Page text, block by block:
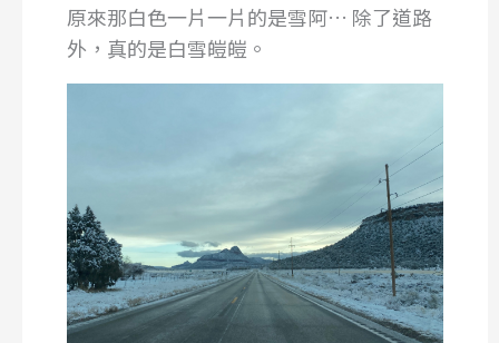
原來那白色一片一片的是雪阿… 除了道路
外，真的是白雪皚皚。